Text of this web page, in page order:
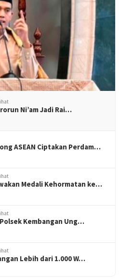
Ni’am Jadi Rai…
ASEAN Ciptakan Perdam…
Medali Kehormatan ke…
Polsek Kembangan Ung…
Lebih dari 1.000 W…